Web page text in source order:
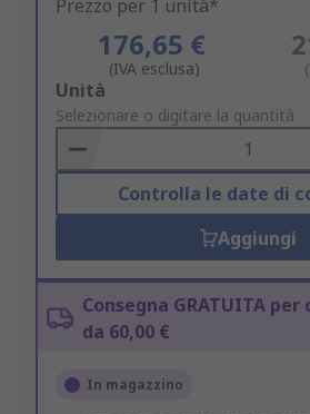
Prezzo per 1 unità*
176,65 €
(IVA esclusa)
Add
to
Basket
Unità
Selezionare o digitare la quantità
Controlla le date di
Aggiungi
Consegna GRATUITA
da 60,00 €
In magazzino